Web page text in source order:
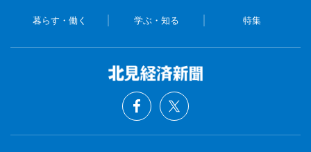
暮らす・働く 学ぶ・知る 特集